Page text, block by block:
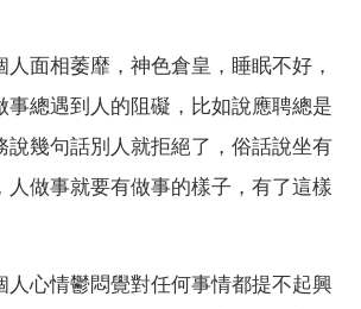
面相萎靡，神色倉皇，睡眠不好，
事總遇到人的阻礙，比如說應聘總是
說幾句話別人就拒絕了，俗話說坐有
人做事就要有做事的樣子，有了這樣
人心情鬱悶覺對任何事情都提不起興